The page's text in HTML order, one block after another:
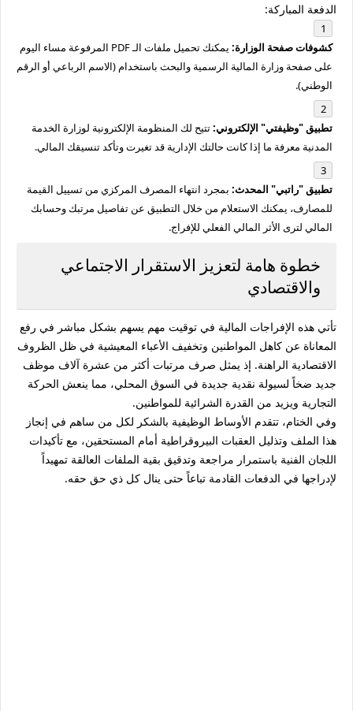
الدفعة المباركة:
كشوفات صفحة الوزارة:
يمكنك تحميل ملفات الـ PDF المرفوعة مساء اليوم
على صفحة وزارة المالية الرسمية والبحث باستخدام (الاسم الرباعي أو الرقم
الوطني).
تطبيق "وظيفتي" الإلكتروني:تتيح لك المنظومة الإلكترونية لوزارة الخدمة
المدنية معرفة ما إذا كانت حالتك الإدارية قد تغيرت وتأكد تنسيقك المالي.
تطبيق "راتبي" المحدث: بمجرد انتهاء المصرف المركزي من تسييل القيمة
للمصارف، يمكنك الاستعلام من خلال التطبيق عن تفاصيل مرتبك وحسابك
المالي لترى الأثر المالي الفعلي للإفراج.
خطوة هامة لتعزيز الاستقرار الاجتماعي
والاقتصادي
تأتي هذه الإفراجات المالية في توقيت مهم يسهم بشكل مباشر في رفع
المعاناة عن كاهل المواطنين وتخفيف الأعباء المعيشية في ظل الظروف
الاقتصادية الراهنة. إذ يمثل صرف مرتبات أكثر من عشرة آلاف موظف
جديد ضخاً لسيولة نقدية جديدة في السوق المحلي، مما ينعش الحركة
التجارية ويزيد من القدرة الشرائية للمواطنين.
وفي الختام، تتقدم الأوساط الوظيفية بالشكر لكل من ساهم في إنجاز
هذا الملف وتذليل العقبات البيروقراطية أمام المستحقين، مع تأكيدات
اللجان الفنية باستمرار مراجعة وتدقيق بقية الملفات العالقة تمهيداً
لإدراجها في الدفعات القادمة تباعاً حتى ينال كل ذي حق حقه.